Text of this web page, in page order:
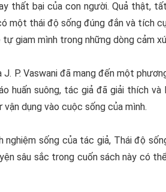
thất bại của con người. Quả thật,
một thái độ sống đúng đắn và tích
giam mình trong những dòng cảm
J. P. Vaswani đã mang đến một
huấn suông, tác giả đã giải thích
dụng vào cuộc sống của mình.
sống của tác giả, Thái độ
sâu sắc trong cuốn sách này có